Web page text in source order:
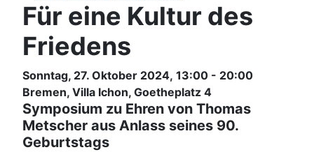
Für eine Kultur des
Friedens
Sonntag, 27. Oktober 2024, 13:00 - 20:00
Bremen, Villa Ichon, Goetheplatz 4
Symposium zu Ehren von Thomas
Metscher aus Anlass seines 90.
Geburtstags